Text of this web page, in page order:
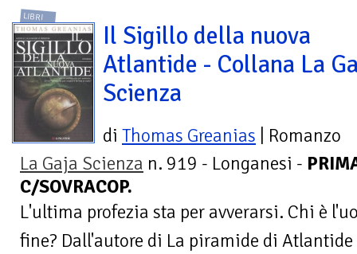
LIBRI
Il Sigillo della nuova
Atlantide - Collana La
Scienza
di Thomas Greanias | Romanzo
La Gaja Scienza n. 919 - Longanesi -
C/SOVRACOP.
L'ultima profezia sta per avverarsi. Chi è
fine? Dall'autore di La piramide di Atlantide